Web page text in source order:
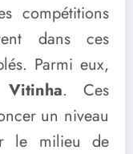
compétitions
dans ces
Parmi eux,
Vitinha. Ces
un niveau
le milieu de